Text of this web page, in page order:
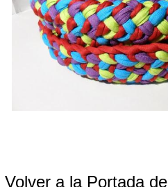
Volver a la Portada de